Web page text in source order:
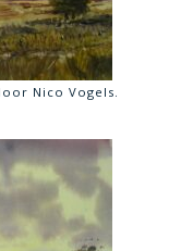
Nico Vogels.